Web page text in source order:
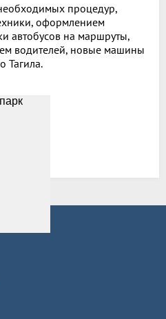
процедур,
оформлением
автобусов на маршруты,
водителей, новые машины
Тагила.